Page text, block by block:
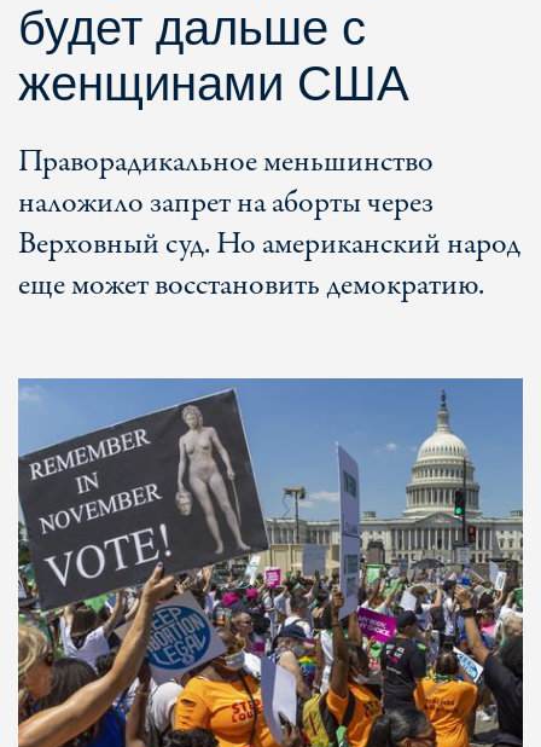
будет дальше с
женщинами США
Праворадикальное меньшинство
наложило запрет на аборты через
Верховный суд. Но американский народ
еще может восстановить демократию.